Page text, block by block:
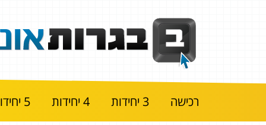
רכישה 3 יחידות 4 יחידות 5 יחידות